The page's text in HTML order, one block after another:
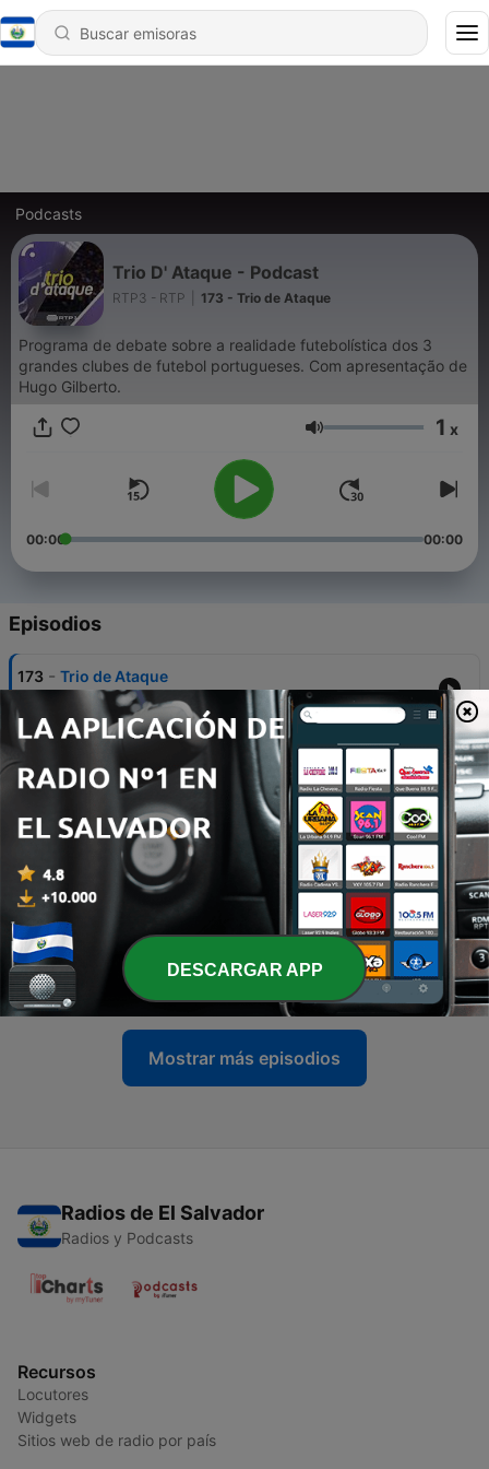
Podcasts
Trio D' Ataque - Podcast
RTP3 - RTP 173 - Trio de Ataque
Programa de debate sobre a realidade futebolística dos 3
grandes clubes de futebol portugueses. Com apresentação de
Hugo Gilberto.
Volumen 1 x
00:00 00:00
Episodios
173 - Trio de Ataque
08 jun. 2026
172 - Trio de Ataque
31 mayo 2026
171 Trio de Ataque
25 mayo 2026
170 - Trio de Ataque
17 mayo 2026
169 - Trio de Ataque
11 mayo 2026
Mostrar más episodios
Radios de El Salvador
Radios y Podcasts
Recursos
Locutores
Widgets
Sitios web de radio por país
DESCARGAR APP